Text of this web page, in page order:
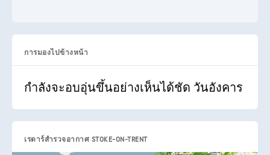
การมองไปข้างหน้า
กำลังจะอบอุ่นขึ้นอย่างเห็นได้ชัด วันอังคาร
เรดาร์สำรวจอากาศ STOKE-ON-TRENT